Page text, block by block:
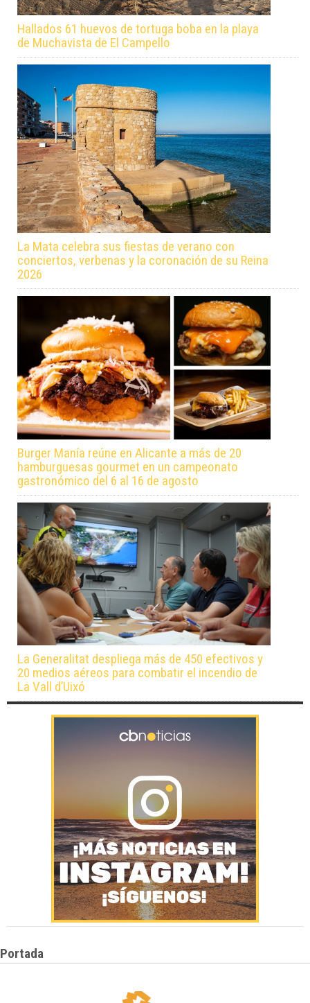
Hallados 61 huevos de tortuga boba en la playa
de Muchavista de El Campello
La Mata celebra sus fiestas de verano con
conciertos, verbenas y la coronación de su Reina
2026
Burger Manía reúne en Alicante a más de 20
hamburguesas gourmet en un campeonato
gastronómico del 6 al 16 de agosto
La Generalitat despliega más de 450 efectivos y
20 medios aéreos para combatir el incendio de
La Vall d’Uixó
Portada